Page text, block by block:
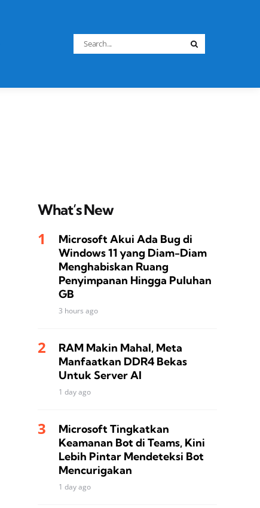
Search
for:
What’s New
Microsoft Akui Ada Bug di
Windows 11 yang Diam-Diam
Menghabiskan Ruang
Penyimpanan Hingga Puluhan
GB
3 hours ago
RAM Makin Mahal, Meta
Manfaatkan DDR4 Bekas
Untuk Server AI
1 day ago
Microsoft Tingkatkan
Keamanan Bot di Teams, Kini
Lebih Pintar Mendeteksi Bot
Mencurigakan
1 day ago